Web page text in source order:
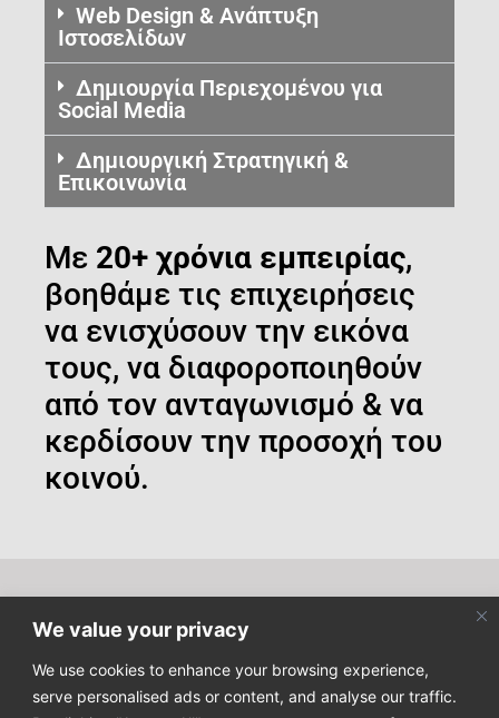
We value your privacy
We use cookies to enhance your browsing experience,
serve personalised ads or content, and analyse our traffic.
Web Design & Ανάπτυξη
Ιστοσελίδων
Δημιουργία Περιεχομένου για
Social Media
Δημιουργική Στρατηγική &
Επικοινωνία
Με 20+ χρόνια εμπειρίας,
βοηθάμε τις επιχειρήσεις
να ενισχύσουν την εικόνα
τους, να διαφοροποιηθούν
από τον ανταγωνισμό & να
κερδίσουν την προσοχή του
κοινού.
Κάντε εγγραφή στο newsletter μας για να μαθαίνετε τα
τελευταία νέα μας!